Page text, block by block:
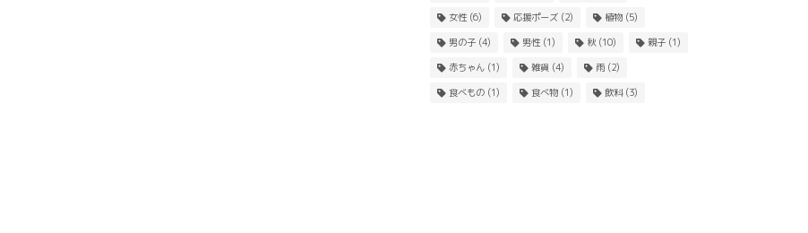
女性(6) 応援ポーズ(2) 植物(5)
男の子(4) 男性(1) 秋(10) 親子(1)
赤ちゃん(1) 雑貨 (4) 雨(2)
食べもの(1) 食べ物(1) 飲料(3)